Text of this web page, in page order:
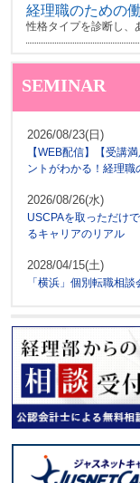
経理職のための
性格タイプを診断し、
SEMINAR
2026/08/23(日)
【WEB配信】【受講
ントがわかる！経理
2026/08/26(水)
USCPAを取っただけ
るキャリアのリアル
2028/04/15(土)
「横浜」個別転職相談